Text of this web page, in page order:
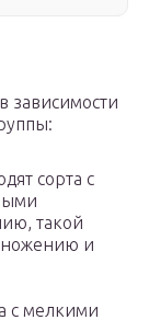
зависимости
сорта с
такой
и
с мелкими